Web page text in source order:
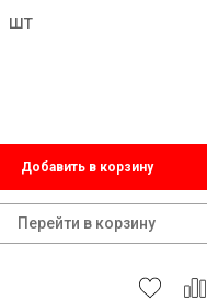
шт
Добавить в корзину
Перейти в корзину